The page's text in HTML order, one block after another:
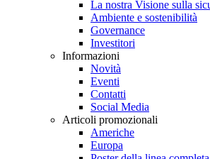
La nostra Visione sulla
Ambiente e sostenibilità
Governance
Investitori
Informazioni
Novità
Eventi
Contatti
Social Media
Articoli promozionali
Americhe
Europa